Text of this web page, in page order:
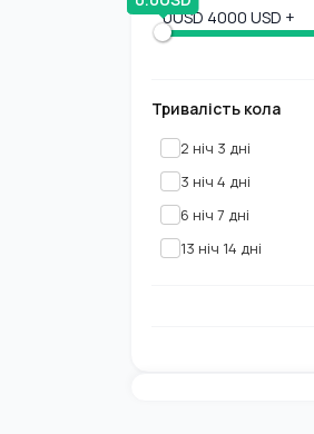
0USD 4000 USD +
Тривалість кола
2 ніч 3 дні
3 ніч 4 дні
6 ніч 7 дні
13 ніч 14 дні